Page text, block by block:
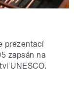
prezentací
zapsán na
UNESCO.